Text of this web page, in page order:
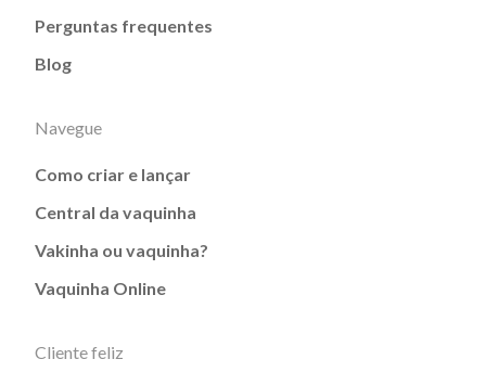
Perguntas frequentes
Blog
Navegue
Como criar e lançar
Central da vaquinha
Vakinha ou vaquinha?
Vaquinha Online
Cliente feliz